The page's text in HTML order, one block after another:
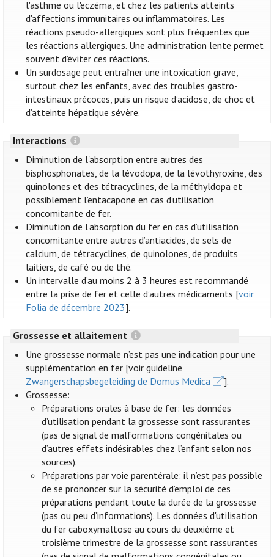
l'asthme ou l'eczéma, et chez les patients atteints
d'affections immunitaires ou inflammatoires. Les
réactions pseudo-allergiques sont plus fréquentes que
les réactions allergiques. Une administration lente permet
souvent d’éviter ces réactions.
Un surdosage peut entraîner une intoxication grave,
surtout chez les enfants, avec des troubles gastro-
intestinaux précoces, puis un risque d’acidose, de choc et
d’atteinte hépatique sévère.
Interactions
Diminution de l'absorption entre autres des
bisphosphonates, de la lévodopa, de la lévothyroxine, des
quinolones et des tétracyclines, de la méthyldopa et
possiblement l’entacapone en cas d’utilisation
concomitante de fer.
Diminution de l'absorption du fer en cas d’utilisation
concomitante entre autres d’antiacides, de sels de
calcium, de tétracyclines, de quinolones, de produits
laitiers, de café ou de thé.
Un intervalle d’au moins 2 à 3 heures est recommandé
entre la prise de fer et celle d’autres médicaments [voir
Folia de décembre 2023].
Grossesse et allaitement
Une grossesse normale n’est pas une indication pour une
supplémentation en fer [voir guideline
Zwangerschapsbegeleiding de Domus Medica
].
Grossesse:
Préparations orales à base de fer: les données
d’utilisation pendant la grossesse sont rassurantes
(pas de signal de malformations congénitales ou
d’autres effets indésirables chez l’enfant selon nos
sources).
Préparations par voie parentérale: il n’est pas possible
de se prononcer sur la sécurité d’emploi de ces
préparations pendant toute la durée de la grossesse
(pas ou peu d’informations). Les données d'utilisation
du fer caboxymaltose au cours du deuxième et
troisième trimestre de la grossesse sont rassurantes